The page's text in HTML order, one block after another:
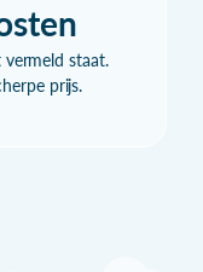
staat.
prijs.